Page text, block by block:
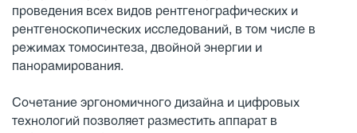
проведения всех видов рентгенографических и
рентгеноскопических исследований, в том числе в
режимах томосинтеза, двойной энергии и
панорамирования.
Сочетание эргономичного дизайна и цифровых
технологий позволяет разместить аппарат в